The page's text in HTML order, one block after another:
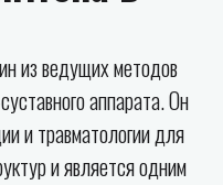
из ведущих методов
аппарата. Он
и травматологии для
и является одним